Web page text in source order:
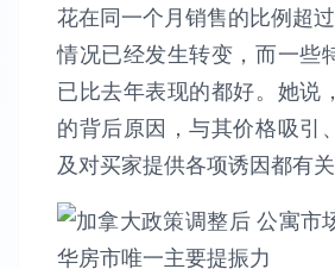
花在同一个月销售的比例超
情况已经发生转变，而一些
已比去年表现的都好。她说
的背后原因，与其价格吸引
及对买家提供各项诱因都有关